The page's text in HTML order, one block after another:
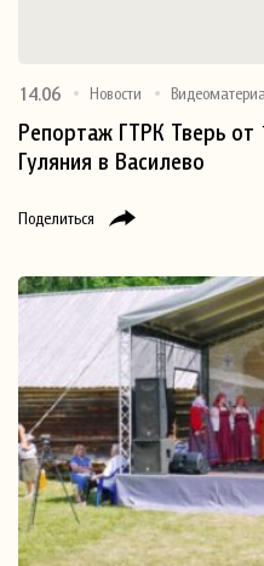
Поделиться
14.06 Новости
Репортаж ГТРК Тверь
Гуляния в Василево